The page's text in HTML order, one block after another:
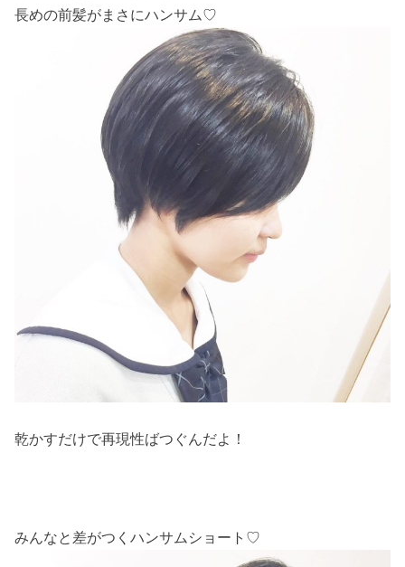
長めの前髪がまさにハンサム♡
乾かすだけで再現性ばつぐんだよ！
みんなと差がつくハンサムショート♡